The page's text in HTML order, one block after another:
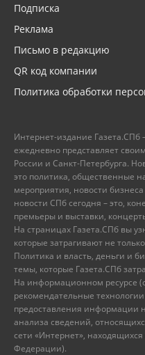
Подписка
Реклама
Письмо в редакцию
QR код компании
Политика обработки
Интернет-издание Газета.СПб
ежедневно представляет
России и Санкт-Петербурга.
это политика, общественные
мероприятия, новости
новости СПб сегодня – это,
премьеры и выставки,
На страницах Газета.СПб вы
которые затрагивают не
Политика и власть, деньги и
темы, которые Газета.СПб
На информационном ресурсе
рекомендательные
предоставления информации
анализа сведений,
сети «Интернет»,
Федерации).